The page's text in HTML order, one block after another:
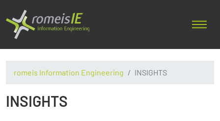
romeis Information Engineering INSIGHTS
INSIGHTS